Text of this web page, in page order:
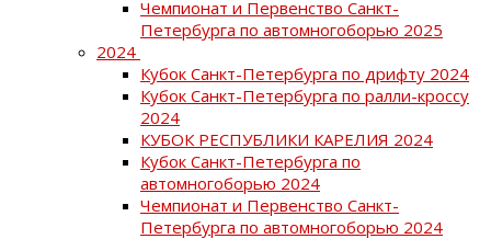
Чемпионат и Первенство Санкт-
Петербурга по автомногоборью 2025
2024
Кубок Санкт-Петербурга по дрифту 2024
Кубок Санкт-Петербурга по ралли-кроссу
2024
КУБОК РЕСПУБЛИКИ КАРЕЛИЯ 2024
Кубок Санкт-Петербурга по
автомногоборью 2024
Чемпионат и Первенство Санкт-
Петербурга по автомногоборью 2024